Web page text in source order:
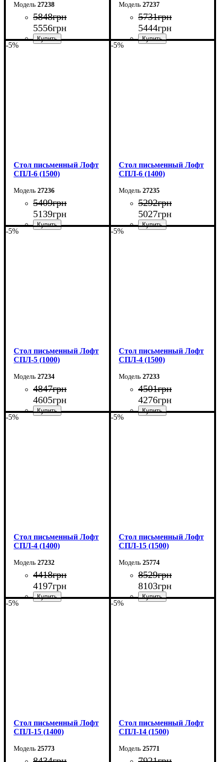
27238
5848грн
5556грн
27237
5731грн
5444грн
-5%
Стол письменный Лофт
СПЛ-6 (1500)
27236
5409грн
5139грн
-5%
Стол письменный Лофт
СПЛ-6 (1400)
27235
5292грн
5027грн
-5%
Стол письменный Лофт
СПЛ-5 (1000)
27234
4847грн
4605грн
-5%
Стол письменный Лофт
СПЛ-4 (1500)
27233
4501грн
4276грн
-5%
Стол письменный Лофт
СПЛ-4 (1400)
27232
4418грн
4197грн
-5%
Стол письменный Лофт
СПЛ-15 (1500)
25774
8529грн
8103грн
-5%
Стол письменный Лофт
СПЛ-15 (1400)
25773
-5%
Стол письменный Лофт
СПЛ-14 (1500)
25771